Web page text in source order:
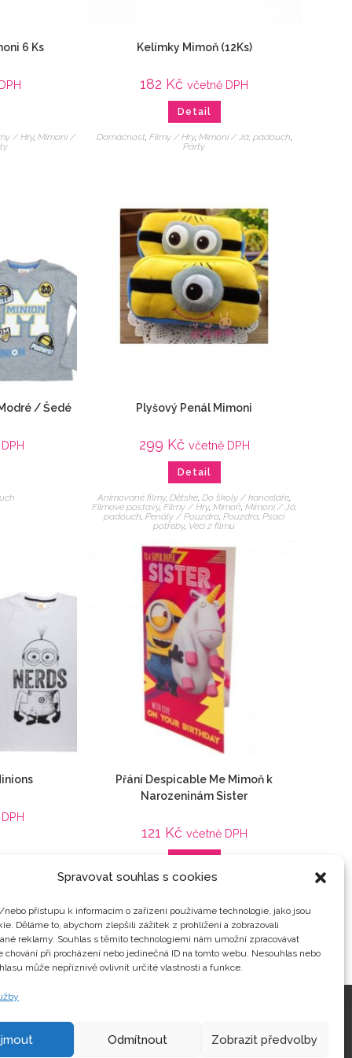
Spravovat souhlas s cookies
nebo přístupu k informacím o zařízení používáme technologie, jako jsou
Děláme to, abychom zlepšili zážitek z prohlížení a zobrazovali
reklamy. Souhlas s těmito technologiemi nám umožní zpracovávat
chování při procházení nebo jedinečná ID na tomto webu. Nesouhlas nebo
může nepříznivě ovlivnit určité vlastnosti a funkce.
Odmítnout Zobrazit předvolby
6 Ks
/ Hry, Mimoni /
Kelímky Mimoň (12Ks)
182 Kč včetně DPH
Detail
Domácnost, Filmy / Hry, Mimoni / Já, padouch,
Párty
/ Šedé Plyšový Penál Mimoni
299 Kč včetně DPH
Detail
Animované filmy,Dětské ,Do školy / kanceláře
Filmové postavy, Filmy / Hry, Mimoň Mimoni / Já,
padouch ,Penály / Pouzdra ,Pouzdra ,Psací
potřeby, Veci z filmu
Přání Despicable Me Mimoň k
Narozeninám Sister
121 Kč včetně DPH